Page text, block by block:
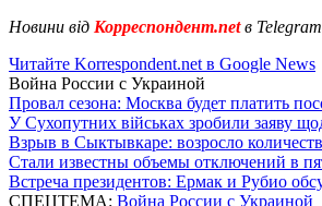
Новини від Корреспондент.netв
Читайте Korrespondent.net в Google News
Война России с Украиной
Провал сезона: Москва будет платить
У Сухопутних військах зробили заяву
Взрыв в Сыктывкаре: возросло
Стали известны объемы отключений в
Встреча президентов: Ермак и Рубио
СПЕЦТЕМА: Война России с Украиной